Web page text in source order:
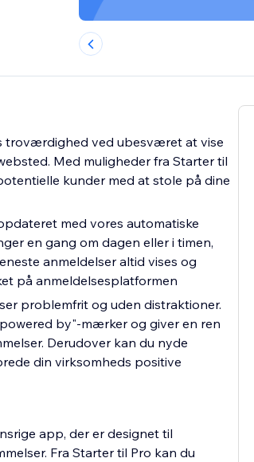
troværdighed ved ubesværet at vise
Med muligheder fra Starter til
kunder med at stole på dine
med vores automatiske
en gang om dagen eller i timen,
anmeldelser altid vises og
på anmeldelsesplatformen
problemfrit og uden distraktioner.
by"-mærker og giver en ren
Derudover kan du nyde
din virksomheds positive
app, der er designet til
Fra Starter til Pro kan du